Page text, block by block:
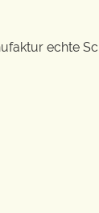
echte